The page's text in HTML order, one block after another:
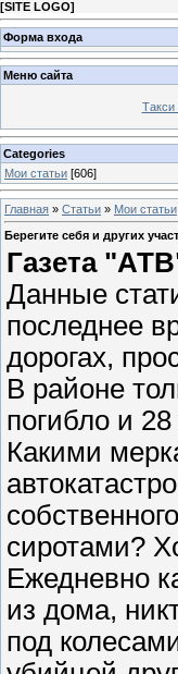
[SITE LOGO]
Форма входа
Меню сайта
Categories
Мои статьи [606]
Главная » Статьи » Мои статьи
Берегите себя и других
Газета
Данные
последнее
дорогах,
В районе
погибло и
Какими
сиротами?
Ежедневно
из дома,
под